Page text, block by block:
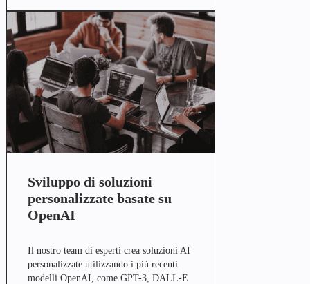
Sviluppo di soluzioni
personalizzate basate su
OpenAI
Il nostro team di esperti crea soluzioni AI
personalizzate utilizzando i più recenti
modelli OpenAI, come GPT-3, DALL-E